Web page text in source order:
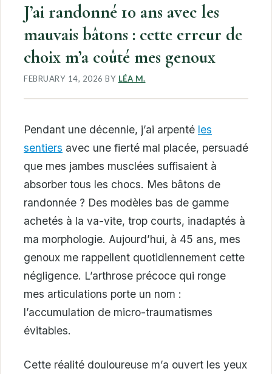
J’ai randonné 10 ans avec les
mauvais bâtons : cette erreur de
choix m’a coûté mes genoux
FEBRUARY 14, 2026 BY LÉA M.
Pendant une décennie, j’ai arpenté les
sentiers avec une fierté mal placée, persuadé
que mes jambes musclées suffisaient à
absorber tous les chocs. Mes bâtons de
randonnée ? Des modèles bas de gamme
achetés à la va-vite, trop courts, inadaptés à
ma morphologie. Aujourd’hui, à 45 ans, mes
genoux me rappellent quotidiennement cette
négligence. L’arthrose précoce qui ronge
mes articulations porte un nom :
l’accumulation de micro-traumatismes
évitables.
Cette réalité douloureuse m’a ouvert les yeux